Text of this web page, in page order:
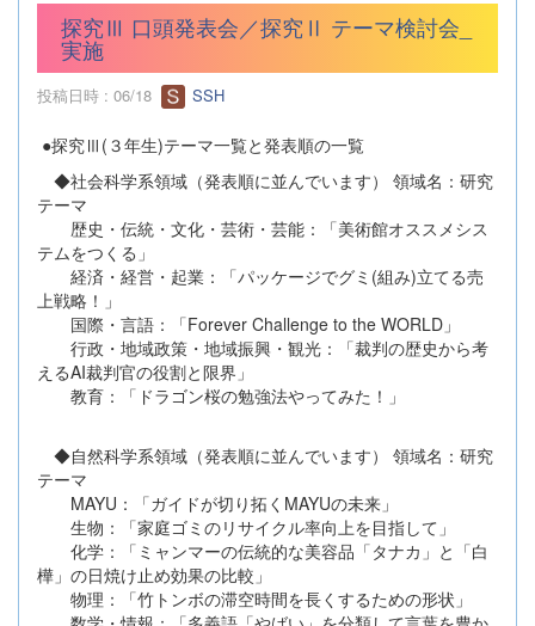
探究Ⅲ 口頭発表会／探究Ⅱ テーマ検討会_
実施
投稿日時 : 06/18 SSH
●探究Ⅲ(３年生)テーマ一覧と発表順の一覧
◆社会科学系領域（発表順に並んでいます） 領域名：研究
テーマ
歴史・伝統・文化・芸術・芸能：「美術館オススメシス
テムをつくる」
経済・経営・起業：「パッケージでグミ(組み)立てる売
上戦略！」
国際・言語：「Forever Challenge to the WORLD」
行政・地域政策・地域振興・観光：「裁判の歴史から考
えるAI裁判官の役割と限界」
教育：「ドラゴン桜の勉強法やってみた！」
◆自然科学系領域（発表順に並んでいます） 領域名：研究
テーマ
MAYU：「ガイドが切り拓くMAYUの未来」
生物：「家庭ゴミのリサイクル率向上を目指して」
化学：「ミャンマーの伝統的な美容品「タナカ」と「白
樺」の日焼け止め効果の比較」
物理：「竹トンボの滞空時間を長くするための形状」